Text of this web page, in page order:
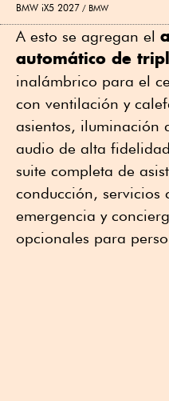
BMW iX5 2027 BMW
A esto se agregan el
automático de
inalámbrico para el
con ventilación y
asientos, iluminación
audio de alta
suite completa de
conducción, servicios
emergencia y
opcionales para